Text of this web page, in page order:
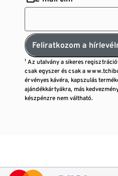
Feliratkozom a
¹ Az utalvány a sikeres
csak egyszer és csak a
érvényes kávéra, kapszulás
ajándékkártyákra, más
készpénzre nem váltható.